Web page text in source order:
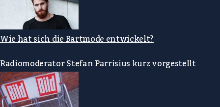
Wie hat sich die Bartmode entwickelt?
Radiomoderator Stefan Parrisius kurz vorgestellt